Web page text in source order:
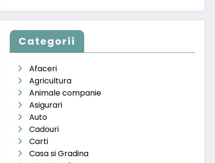
Categorii
Afaceri
Agricultura
Animale companie
Asigurari
Auto
Cadouri
Carti
Casa si Gradina